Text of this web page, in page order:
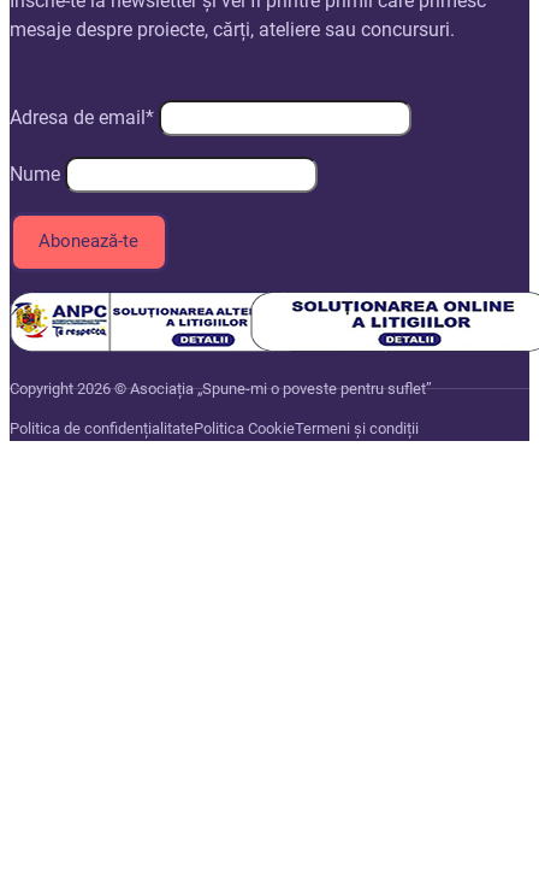
mesaje despre proiecte, cărți, ateliere sau concursuri.
Adresa de email*
Nume
Copyright 2026 © Asociația „Spune-mi o poveste pentru suflet”
Politica de confidențialitatePolitica CookieTermeni și condiții